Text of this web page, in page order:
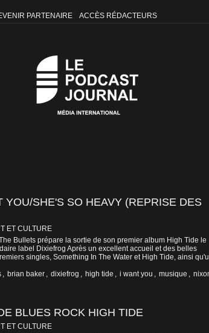
PARTENAIRE ACCÈS RÉDACTEURS
SHE'S SO HEAVY (REPRISE DES
ET CULTURE
Bullets prépare la sortie de son premier album High Tide le
label Dixiefrog Après un excellent accueil et des belles
singles, Something In The Water et High Tide, ainsi
, brian baker , dixiefrog , high tide , i want you , musique ,
BLUES ROCK HIGH TIDE
ET CULTURE